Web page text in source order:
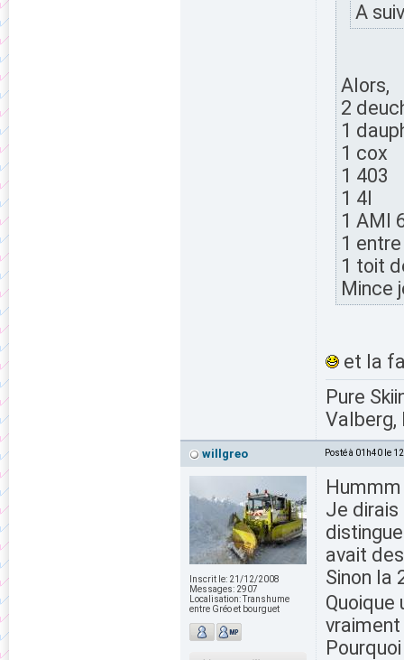
A
Alors,
2
1
1 cox
1 403
1 4l
1 AMI
1
1 toit
Mince
et la
Pure
Valberg,
willgreo Posté à 01h40 le
Inscrit le: 21/12/2008
Messages: 2907
Localisation:Transhume
entre Gréo et bourguet
Je dirais
avait
Sinon la
Quoique